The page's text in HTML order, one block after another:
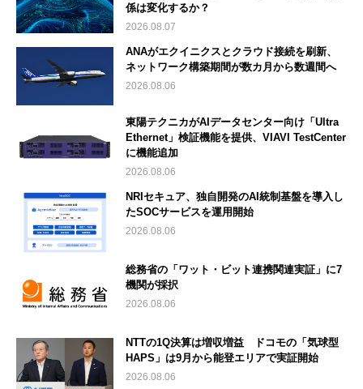
係は変化するか？
2026.08.07
ANAがエクイニクスとクラウド接続を刷新、
ネットワーク構築期間が数カ月から数週間へ
2026.08.06
東陽テクニカがAIデータセンター向け「Ultra
Ethernet」検証機能を提供、VIAVI TestCenter
に機能追加
2026.08.06
NRIセキュア、独自開発のAI統制基盤を導入し
たSOCサービスを運用開始
2026.08.06
総務省の「ワット・ビット連携関連実証」に7
機関が採択
2026.08.06
NTTの1Q決算は増収増益 ドコモの「気球型
HAPS」は9月から能登エリアで実証開始
2026.08.06